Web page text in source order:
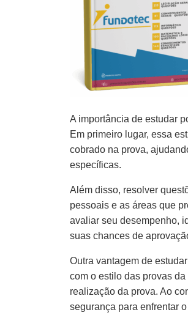
A importância de estudar
Em primeiro lugar, essa
cobrado na prova,
específicas.
Além disso, resolver
pessoais e as áreas que
avaliar seu desempenho,
suas chances de
Outra vantagem de
com o estilo das provas
realização da prova. Ao
segurança para enfrentar